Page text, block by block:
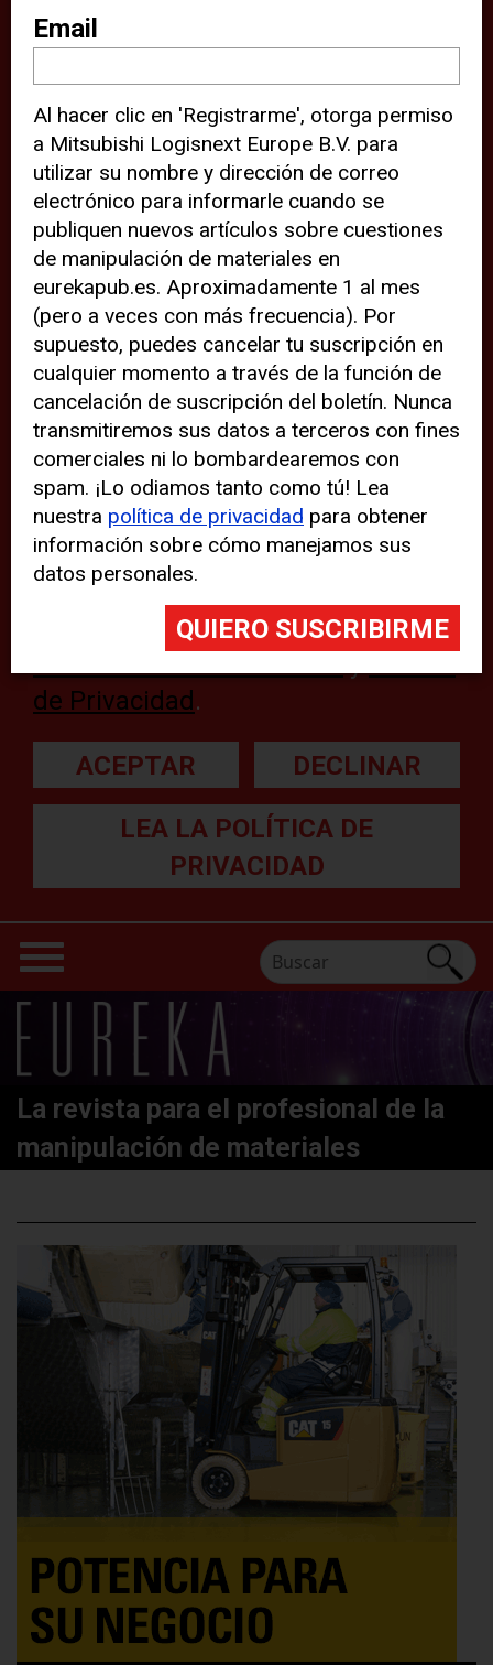
sitio web (por ejemplo, ofreciéndole
información de ubicación). Estas
terceras partes también definen
cookies en su dispositivo y pueden
rastrear su comportamiento en
internet. Al hacer clic en “Aceptar”,
significa que está de acuerdo con el
uso de cookies analíticas y de
terceros para tener una experiencia
óptima en nuestro sitio web. Si
elige “Declinar” el uso de cookies
analíticas y de terceros, evitará que
terceras partes rastreen su
comportamiento en nuestro sitio
web, aunque pueden aparecer
problemas técnicos con el sitio
web. Para obtener más
información, lea nuestra
de Privacidad .
ACEPTAR DECLINAR
LEA LA POLÍTICA DE
PRIVACIDAD
La revista para el profesional de la
manipulación de materiales
Email
Al hacer clic en 'Registrarme', otorga permiso
a Mitsubishi Logisnext Europe B.V. para
utilizar su nombre y dirección de correo
electrónico para informarle cuando se
publiquen nuevos artículos sobre cuestiones
de manipulación de materiales en
eurekapub.es. Aproximadamente 1 al mes
(pero a veces con más frecuencia). Por
supuesto, puedes cancelar tu suscripción en
cualquier momento a través de la función de
cancelación de suscripción del boletín. Nunca
transmitiremos sus datos a terceros con fines
comerciales ni lo bombardearemos con
spam. ¡Lo odiamos tanto como tú! Lea
nuestra política de privacidad para obtener
información sobre cómo manejamos sus
datos personales.